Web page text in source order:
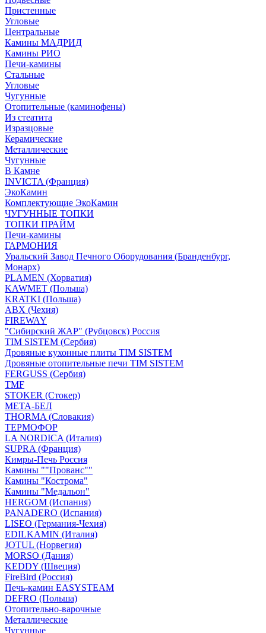
Пристенные
Угловые
Центральные
Камины МАДРИД
Камины РИО
Печи-камины
Стальные
Угловые
Чугунные
Отопительные (каминофены)
Из стеатита
Изразцовые
Керамические
Металлические
Чугунные
В Камне
INVICTA (Франция)
ЭкоКамин
Комплектующие ЭкоКамин
ЧУГУННЫЕ ТОПКИ
ТОПКИ ПРАЙМ
Печи-камины
ГАРМОНИЯ
Уральский Завод Печного Оборудования (Бранденбург,
Монарх)
PLAMEN (Хорватия)
KAWMET (Польша)
KRATKI (Польша)
ABX (Чехия)
FIREWAY
"Сибирский ЖАР" (Рубцовск) Россия
TIM SISTEM (Сербия)
Дровяные кухонные плиты TIM SISTEM
Дровяные отопительные печи TIM SISTEM
FERGUSS (Сербия)
TMF
STOKER (Стокер)
МЕТА-БЕЛ
THORMA (Словакия)
ТЕРМОФОР
LA NORDICA (Италия)
SUPRA (Франция)
Кимры-Печь Россия
Камины ""Прованс""
Камины "Кострома"
Камины "Медальон"
HERGOM (Испания)
PANADERO (Испания)
LISEO (Германия-Чехия)
EDILKAMIN (Италия)
JOTUL (Норвегия)
MORSO (Дания)
KEDDY (Швеция)
FireBird (Россия)
Печь-камин EASYSTEAM
DEFRO (Польша)
Отопительно-варочные
Металлические
Чугунные